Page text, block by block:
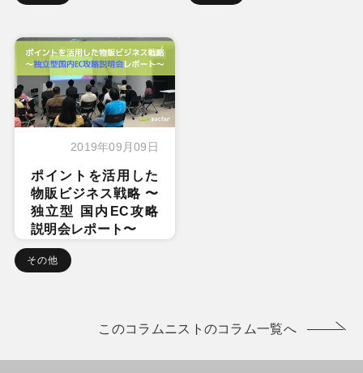
2019年09月09日
ポイントを活用した
物販ビジネス戦略 〜
独立型 国内EC攻略
説明会レポート〜
その他
このコラムニストのコラム一覧へ